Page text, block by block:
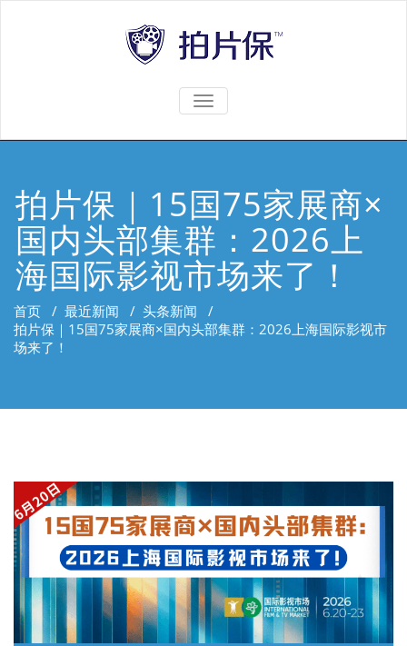
TOGGLE
拍片保｜15国75家展商×
国内头部集群：2026上
海国际影视市场来了！
首页 / 最近新闻 / 头条新闻 /
拍片保｜15国75家展商×国内头部集群：2026上海国际影视市
场来了！